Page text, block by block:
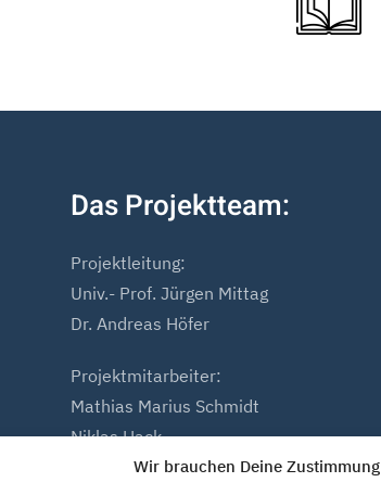
Wir brauchen Deine Zustimmung
Das Projektteam:
Projektleitung:
Univ.- Prof. Jürgen Mittag
Dr. Andreas Höfer
Projektmitarbeiter:
Mathias Marius Schmidt
Niklas Hack